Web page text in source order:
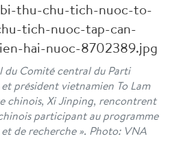
du Comité central du Parti
président vietnamien To Lam
chinois, Xi Jinping, rencontrent
participant au programme
de recherche ». Photo: VNA